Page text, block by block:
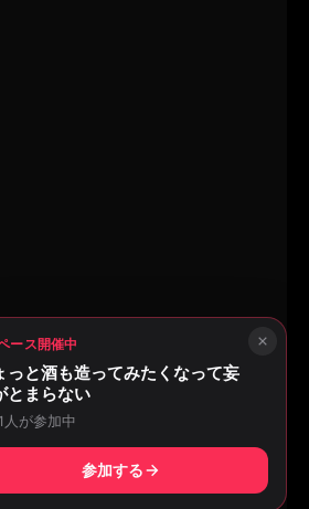
ース開催中
っと酒も造ってみたくなって妄
とまらない
人が参加中
参加する